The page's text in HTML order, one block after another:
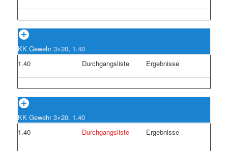
KK Gewehr 3×20, 1.40
1.40
Durchgangsliste Ergebnisse
KK Gewehr 3×20, 1.40
1.40
Durchgangsliste Ergebnisse